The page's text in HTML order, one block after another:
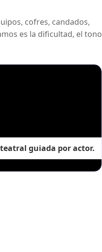
cofres, candados,
es la dificultad, el tono
guiada por actor.